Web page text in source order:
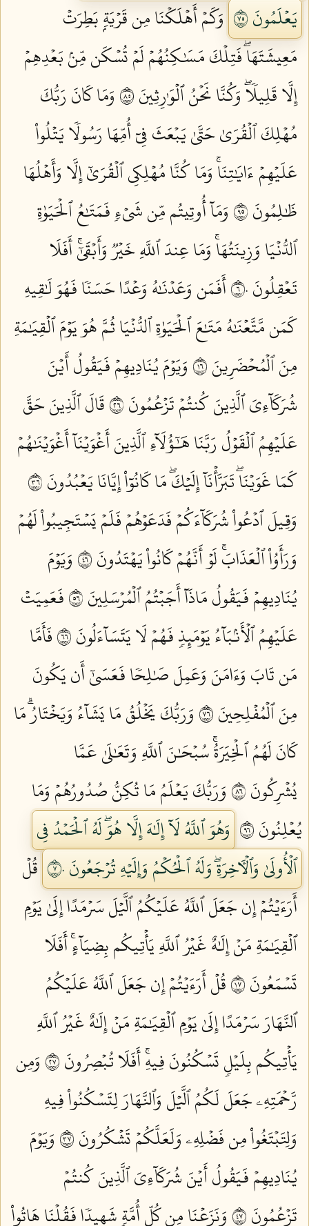
يَعۡلَمُونَ ٥٧
وَكَمۡ أَهۡلَكۡنَا مِن قَرۡيَةِۭ بَطِرَتۡ
مَعِيشَتَهَاۖ فَتِلۡكَ مَسَٰكِنُهُمۡ لَمۡ تُسۡكَن مِّنۢ بَعۡدِهِمۡ
إِلَّا قَلِيلٗاۖ وَكُنَّا نَحۡنُ ٱلۡوَٰرِثِينَ ٥٨
وَمَا كَانَ رَبُّكَ
مُهۡلِكَ ٱلۡقُرَىٰ حَتَّىٰ يَبۡعَثَ فِيٓ أُمِّهَا رَسُولٗا يَتۡلُواْ
عَلَيۡهِمۡ ءَايَٰتِنَاۚ وَمَا كُنَّا مُهۡلِكِي ٱلۡقُرَىٰٓ إِلَّا وَأَهۡلُهَا
ظَٰلِمُونَ ٥٩
وَمَآ أُوتِيتُم مِّن شَيۡءٖ فَمَتَٰعُ ٱلۡحَيَوٰةِ
ٱلدُّنۡيَا وَزِينَتُهَاۚ وَمَا عِندَ ٱللَّهِ خَيۡرٞ وَأَبۡقَىٰٓۚ أَفَلَا
تَعۡقِلُونَ ٦٠
أَفَمَن وَعَدۡنَٰهُ وَعۡدًا حَسَنٗا فَهُوَ لَٰقِيهِ
كَمَن مَّتَّعۡنَٰهُ مَتَٰعَ ٱلۡحَيَوٰةِ ٱلدُّنۡيَا ثُمَّ هُوَ يَوۡمَ ٱلۡقِيَٰمَةِ
مِنَ ٱلۡمُحۡضَرِينَ ٦١
وَيَوۡمَ يُنَادِيهِمۡ فَيَقُولُ أَيۡنَ
شُرَكَآءِيَ ٱلَّذِينَ كُنتُمۡ تَزۡعُمُونَ ٦٢
قَالَ ٱلَّذِينَ حَقَّ
عَلَيۡهِمُ ٱلۡقَوۡلُ رَبَّنَا هَٰٓؤُلَآءِ ٱلَّذِينَ أَغۡوَيۡنَآ أَغۡوَيۡنَٰهُمۡ
كَمَا غَوَيۡنَاۖ تَبَرَّأۡنَآ إِلَيۡكَۖ مَا كَانُوٓاْ إِيَّانَا يَعۡبُدُونَ ٦٣
وَقِيلَ ٱدۡعُواْ شُرَكَآءَكُمۡ فَدَعَوۡهُمۡ فَلَمۡ يَسۡتَجِيبُواْ لَهُمۡ
وَرَأَوُاْ ٱلۡعَذَابَۚ لَوۡ أَنَّهُمۡ كَانُواْ يَهۡتَدُونَ ٦٤
وَيَوۡمَ
يُنَادِيهِمۡ فَيَقُولُ مَاذَآ أَجَبۡتُمُ ٱلۡمُرۡسَلِينَ ٦٥
فَعَمِيَتۡ
عَلَيۡهِمُ ٱلۡأَنۢبَآءُ يَوۡمَئِذٖ فَهُمۡ لَا يَتَسَآءَلُونَ ٦٦
فَأَمَّا
مَن تَابَ وَءَامَنَ وَعَمِلَ صَٰلِحٗا فَعَسَىٰٓ أَن يَكُونَ
مِنَ ٱلۡمُفۡلِحِينَ ٦٧
وَرَبُّكَ يَخۡلُقُ مَا يَشَآءُ وَيَخۡتَارُۗ مَا
كَانَ لَهُمُ ٱلۡخِيَرَةُۚ سُبۡحَٰنَ ٱللَّهِ وَتَعَٰلَىٰ عَمَّا
يُشۡرِكُونَ ٦٨
وَرَبُّكَ يَعۡلَمُ مَا تُكِنُّ صُدُورُهُمۡ وَمَا
يُعۡلِنُونَ ٦٩
وَهُوَ ٱللَّهُ لَآ إِلَٰهَ إِلَّا هُوَۖ لَهُ ٱلۡحَمۡدُ فِي
ٱلۡأُولَىٰ وَٱلۡأٓخِرَةِۖ وَلَهُ ٱلۡحُكۡمُ وَإِلَيۡهِ تُرۡجَعُونَ ٧٠
قُلۡ
أَرَءَيۡتُمۡ إِن جَعَلَ ٱللَّهُ عَلَيۡكُمُ ٱلَّيۡلَ سَرۡمَدًا إِلَىٰ يَوۡمِ
ٱلۡقِيَٰمَةِ مَنۡ إِلَٰهٌ غَيۡرُ ٱللَّهِ يَأۡتِيكُم بِضِيَآءٍۚ أَفَلَا
تَسۡمَعُونَ ٧١
قُلۡ أَرَءَيۡتُمۡ إِن جَعَلَ ٱللَّهُ عَلَيۡكُمُ
ٱلنَّهَارَ سَرۡمَدًا إِلَىٰ يَوۡمِ ٱلۡقِيَٰمَةِ مَنۡ إِلَٰهٌ غَيۡرُ ٱللَّهِ
يَأۡتِيكُم بِلَيۡلٖ تَسۡكُنُونَ فِيهِۚ أَفَلَا تُبۡصِرُونَ ٧٢
وَمِن
رَّحۡمَتِهِۦ جَعَلَ لَكُمُ ٱلَّيۡلَ وَٱلنَّهَارَ لِتَسۡكُنُواْ فِيهِ
وَلِتَبۡتَغُواْ مِن فَضۡلِهِۦ وَلَعَلَّكُمۡ تَشۡكُرُونَ ٧٣
وَيَوۡمَ
يُنَادِيهِمۡ فَيَقُولُ أَيۡنَ شُرَكَآءِيَ ٱلَّذِينَ كُنتُمۡ
تَزۡعُمُونَ ٧٤
وَنَزَعۡنَا مِن كُلِّ أُمَّةٖ شَهِيدٗا فَقُلۡنَا هَاتُواْ